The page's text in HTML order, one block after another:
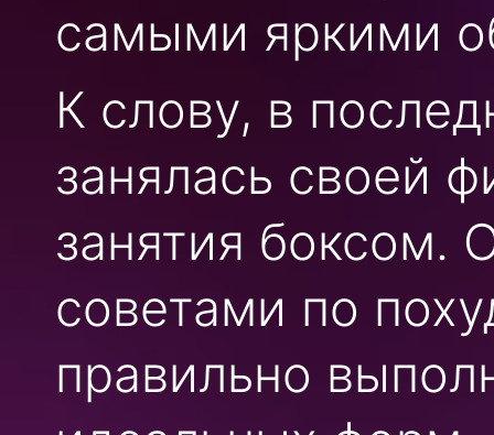
самыми яркими
К слову, в
занялась своей
занятия боксом.
советами по
правильно